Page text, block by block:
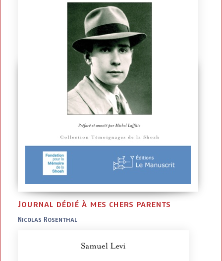
Journal dédié à mes chers parents
Nicolas Rosenthal